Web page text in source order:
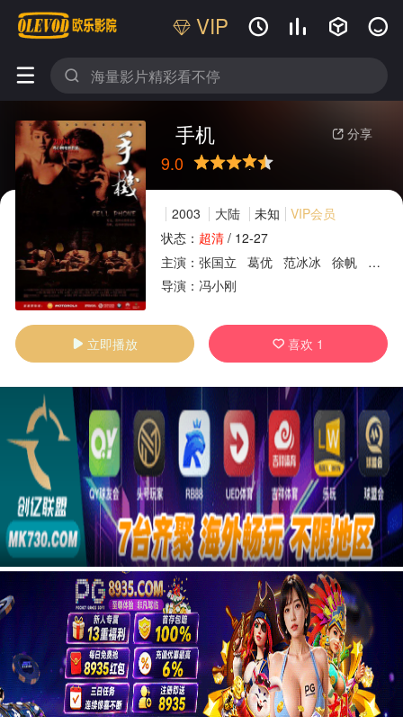
VIP    
 
 分享
手机
9.0
很差较差还行推荐力荐
2003 大陆 未知
VIP会员
状态： 超清/ 12-27
主演： 张国立 葛优 范冰冰 徐帆
韩童
导演： 冯小刚
 立即播放  喜欢 1
广告